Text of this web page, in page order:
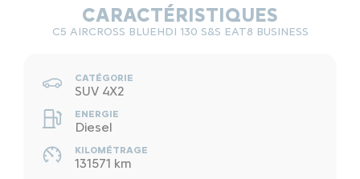
CARACTÉRISTIQUES
C5 AIRCROSS BLUEHDI 130 S&S EAT8 BUSINESS
CATÉGORIE
SUV 4X2
ENERGIE
Diesel
KILOMÉTRAGE
131571 km